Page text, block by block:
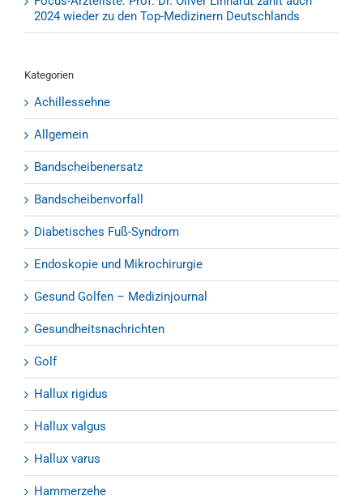
2024 wieder zu den Top-Medizinern Deutschlands
Kategorien
Achillessehne
Allgemein
Bandscheibenersatz
Bandscheibenvorfall
Diabetisches Fuß-Syndrom
Endoskopie und Mikrochirurgie
Gesund Golfen – Medizinjournal
Gesundheitsnachrichten
Golf
Hallux rigidus
Hallux valgus
Hallux varus
Hammerzehe